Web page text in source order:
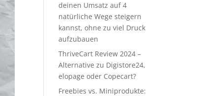
deinen Umsatz auf 4
natürliche Wege steigern
kannst, ohne zu viel Druck
aufzubauen
ThriveCart Review 2024 –
Alternative zu Digistore24,
elopage oder Copecart?
Freebies vs. Miniprodukte: